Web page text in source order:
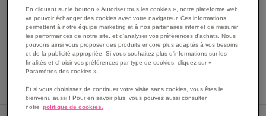
BEGINNING
IMAGES
GALLERY
Base plastique facilement nettoyable.
Roll-conteneur 2 côtés.
2 tendeurs caoutchouc pour meilleur maintien des
produits.
Inusable.
Aisément manœuvrable.
En cliquant sur le bouton « Autoriser tous les cookies », notre plateforme web
va pouvoir échanger des cookies avec votre navigateur. Ces informations
permettent à notre équipe marketing et à nos partenaires internet de mesurer
les performances de notre site, et d'analyser vos préférences d'achats. Nous
pouvons ainsi vous proposer des produits encore plus adaptés à vos besoins
et de la publicité appropriée. Si vous souhaitez plus d'informations sur les
finalités et choisir vos préférences par type de cookies, cliquez sur «
Paramètres des cookies ».
Et si vous choisissez de continuer votre visite sans cookies, vous êtes le
bienvenu aussi ! Pour en savoir plus, vous pouvez aussi consulter
notre politique de cookies.